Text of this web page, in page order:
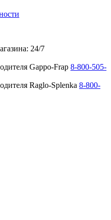
24/7
Gappo-Frap 8-800-505-
Raglo-Splenka 8-800-